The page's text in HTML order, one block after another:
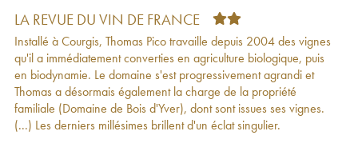
Chablis Vent d'Ange Pattes Loup (Domaine)
2018
Chablis 1er Cru Butteaux Pattes Loup (Domaine)
2018
65€
Chablis 1er Cru Côte de Jouan Pattes Loup
(Domaine)2018
57€
Chablis 1er Cru Vaillons Pattes Loup (Domaine)
2018
69€
LA REVUE DU VIN DE FRANCE
Installé à Courgis, Thomas Pico travaille depuis 2004 des vignes
qu'il a immédiatement converties en agriculture biologique, puis
en biodynamie. Le domaine s'est progressivement agrandi et
Thomas a désormais également la charge de la propriété
familiale (Domaine de Bois d'Yver), dont sont issues ses vignes.
(...) Les derniers millésimes brillent d'un éclat singulier.